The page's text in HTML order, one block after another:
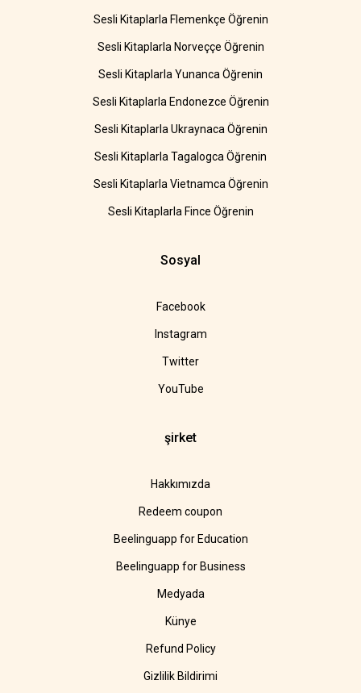
Sesli Kitaplarla Flemenkçe Öğrenin
Sesli Kitaplarla Norveççe Öğrenin
Sesli Kitaplarla Yunanca Öğrenin
Sesli Kitaplarla Endonezce Öğrenin
Sesli Kitaplarla Ukraynaca Öğrenin
Sesli Kitaplarla Tagalogca Öğrenin
Sesli Kitaplarla Vietnamca Öğrenin
Sesli Kitaplarla Fince Öğrenin
Sosyal
Facebook
Instagram
Twitter
YouTube
şirket
Hakkımızda
Redeem coupon
Beelinguapp for Education
Beelinguapp for Business
Medyada
Künye
Refund Policy
Gizlilik Bildirimi